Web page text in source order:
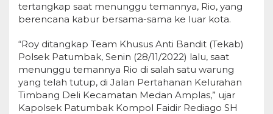
tertangkap saat menunggu temannya, Rio, yang
berencana kabur bersama-sama ke luar kota.
“Roy ditangkap Team Khusus Anti Bandit (Tekab)
Polsek Patumbak, Senin (28/11/2022) lalu, saat
menunggu temannya Rio di salah satu warung
yang telah tutup, di Jalan Pertahanan Kelurahan
Timbang Deli Kecamatan Medan Amplas,” ujar
Kapolsek Patumbak Kompol Faidir Rediago SH